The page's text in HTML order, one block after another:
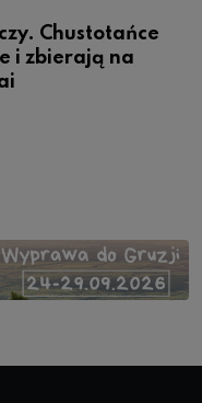
Chustotańce
i zbierają na